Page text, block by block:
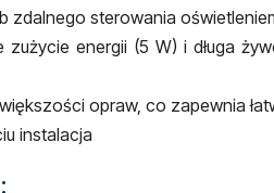
zdalnego sterowania
zużycie energii (5 W) i długa
opraw, co zapewnia
instalacja